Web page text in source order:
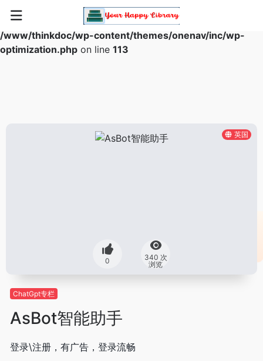
Warning
: Array to string conversion in
/www/thinkdoc/wp-content/themes/onenav/inc/wp-
optimization.php on line 113
英国
0
340 次
浏览
ChatGpt专栏
AsBot智能助手
登录\注册，有广告，登录流畅